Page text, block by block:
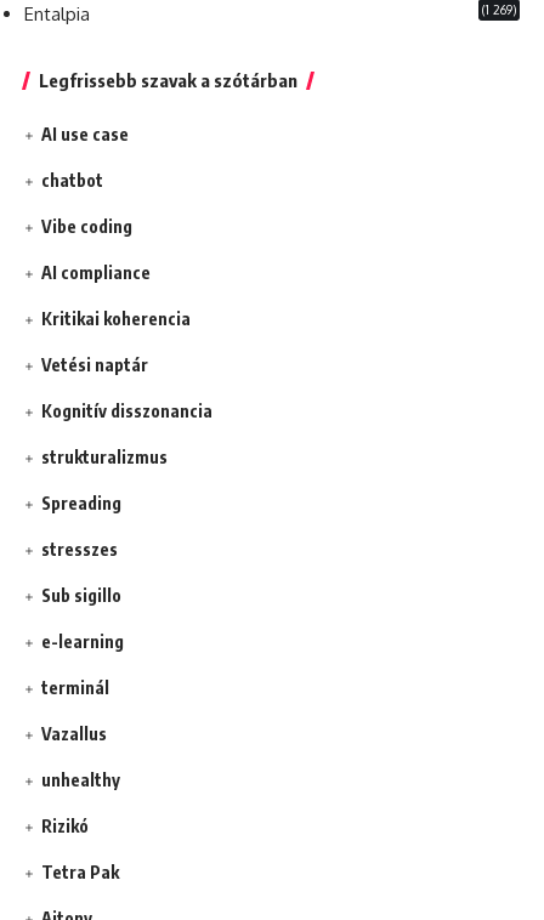
Entalpia (1 269)
Legfrissebb szavak a szótárban
AI use case
chatbot
Vibe coding
AI compliance
Kritikai koherencia
Vetési naptár
Kognitív disszonancia
strukturalizmus
Spreading
stresszes
Sub sigillo
e-learning
terminál
Vazallus
unhealthy
Rizikó
Tetra Pak